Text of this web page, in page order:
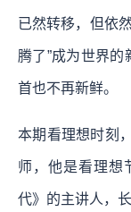
已然转移，但依
腾了”成为世界的
首也不再新鲜。
本期看理想时刻
师，他是看理想
代》的主讲人，